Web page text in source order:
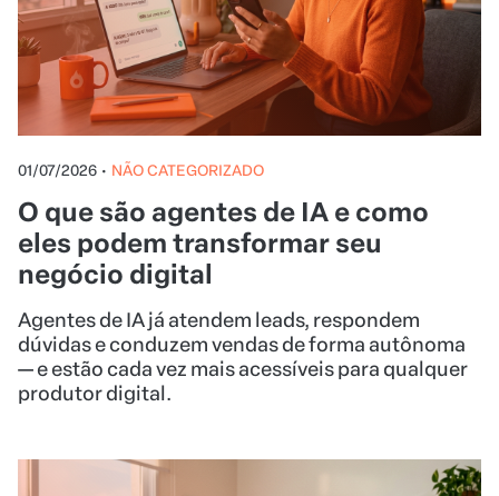
O que são agentes de IA e como
eles podem transformar seu
negócio digital
Agentes de IA já atendem leads, respondem
— e estão cada vez mais acessíveis para qualquer
produtor digital.